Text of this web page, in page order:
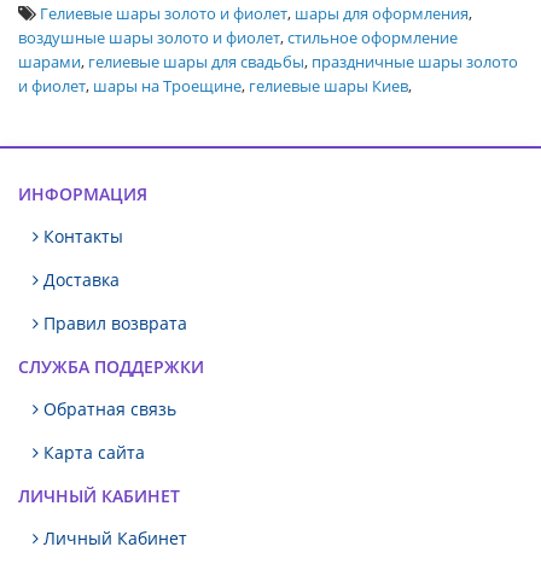
Гелиевые шары золото и фиолет, шары для оформления,
воздушные шары золото и фиолет,стильное оформление
шарами, гелиевые шары для свадьбы, праздничные шары золото
и фиолет, шары на Троещине, гелиевые шары Киев,
ИНФОРМАЦИЯ
Контакты
Доставка
Правил возврата
СЛУЖБА ПОДДЕРЖКИ
Обратная связь
Карта сайта
ЛИЧНЫЙ КАБИНЕТ
Личный Кабинет